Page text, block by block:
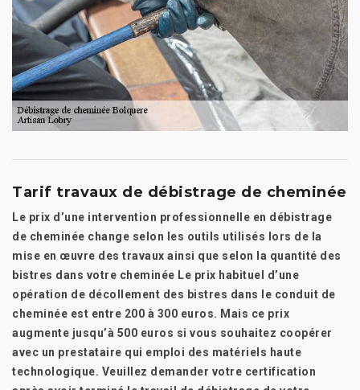
Tarif travaux de débistrage de cheminée
Le prix d’une intervention professionnelle en débistrage
de cheminée change selon les outils utilisés lors de la
mise en œuvre des travaux ainsi que selon la quantité des
bistres dans votre cheminée Le prix habituel d’une
opération de décollement des bistres dans le conduit de
cheminée est entre 200 à 300 euros. Mais ce prix
augmente jusqu’à 500 euros si vous souhaitez coopérer
avec un prestataire qui emploi des matériels haute
technologique. Veuillez demander votre certification